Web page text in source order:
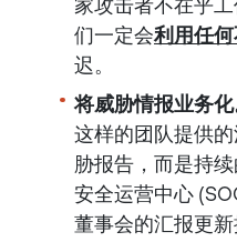
家攻击者不在乎
们一定会利用任
迟。
将威胁情报业务化
这样的团队提供
胁报告，而是持
安全运营中心
董事会的汇报更新